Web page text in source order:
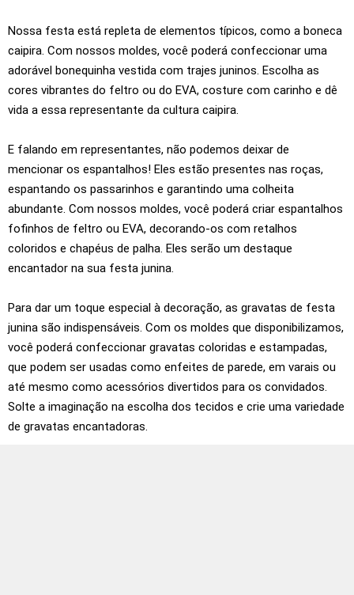
Nossa festa está repleta de elementos típicos, como a boneca
caipira. Com nossos moldes, você poderá confeccionar uma
adorável bonequinha vestida com trajes juninos. Escolha as
cores vibrantes do feltro ou do EVA, costure com carinho e dê
vida a essa representante da cultura caipira.
E falando em representantes, não podemos deixar de
mencionar os espantalhos! Eles estão presentes nas roças,
espantando os passarinhos e garantindo uma colheita
abundante. Com nossos moldes, você poderá criar espantalhos
fofinhos de feltro ou EVA, decorando-os com retalhos
coloridos e chapéus de palha. Eles serão um destaque
encantador na sua festa junina.
Para dar um toque especial à decoração, as gravatas de festa
junina são indispensáveis. Com os moldes que disponibilizamos,
você poderá confeccionar gravatas coloridas e estampadas,
que podem ser usadas como enfeites de parede, em varais ou
até mesmo como acessórios divertidos para os convidados.
Solte a imaginação na escolha dos tecidos e crie uma variedade
de gravatas encantadoras.